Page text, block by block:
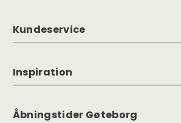
Kundeservice
Inspiration
Åbningstider Gøteborg